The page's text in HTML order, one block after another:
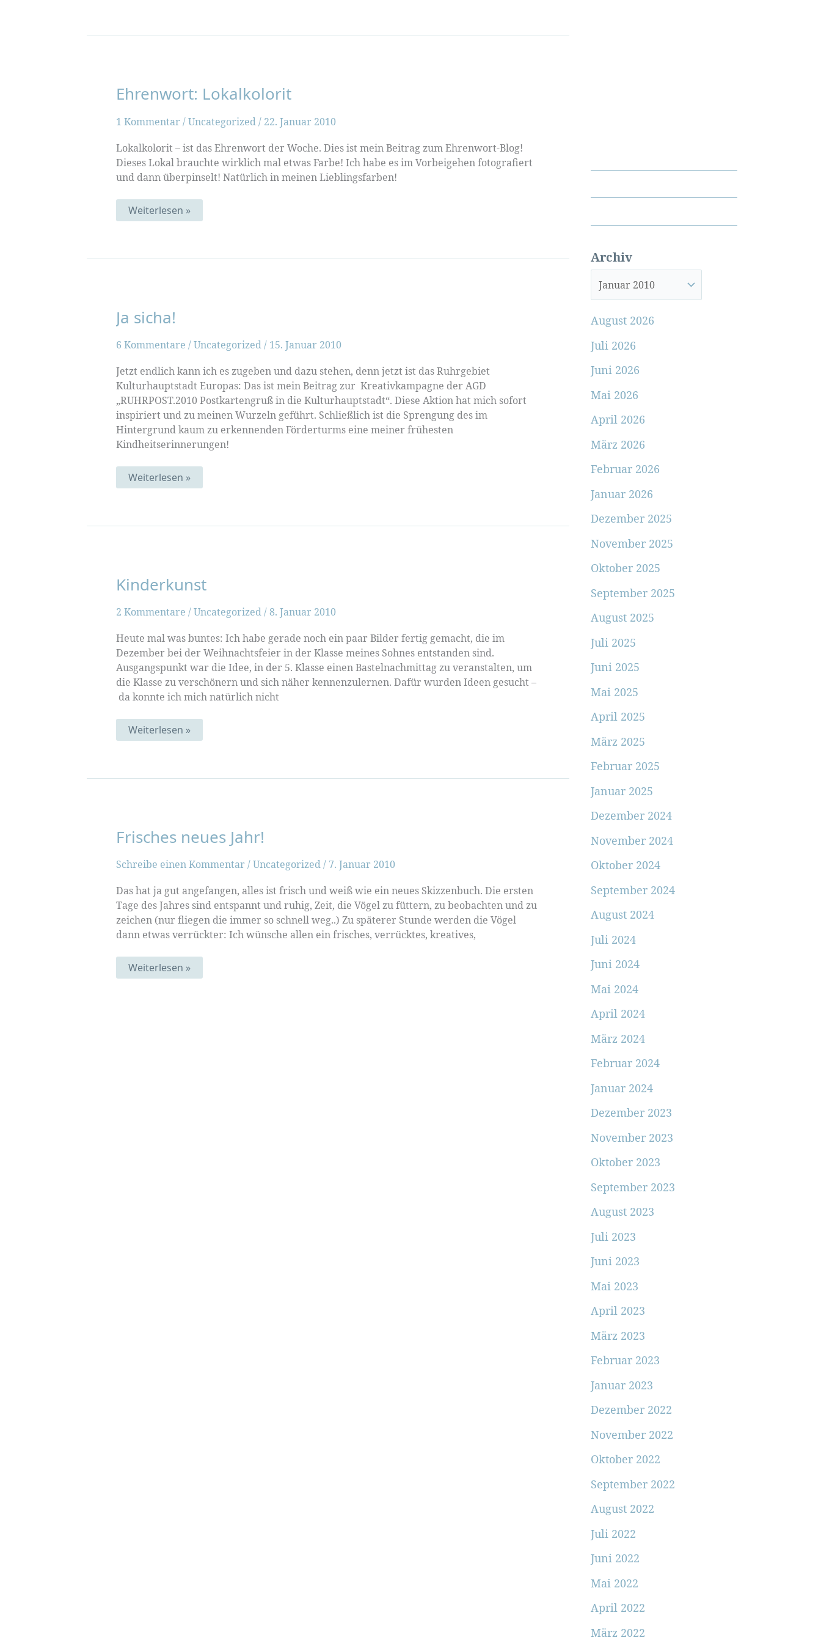
Ehrenwort: Lokalkolorit
1 Kommentar /Uncategorized/ 22. Januar 2010
Lokalkolorit – ist das Ehrenwort der Woche. Dies ist mein Beitrag zum Ehrenwort-Blog!
Dieses Lokal brauchte wirklich mal etwas Farbe! Ich habe es im Vorbeigehen fotografiert
und dann überpinselt! Natürlich in meinen Lieblingsfarben!
Ehrenwort:
Lokalkolorit
Weiterlesen »
Ja sicha!
6 Kommentare /Uncategorized/ 15. Januar 2010
Jetzt endlich kann ich es zugeben und dazu stehen, denn jetzt ist das Ruhrgebiet
Kulturhauptstadt Europas: Das ist mein Beitrag zur Kreativkampagne der AGD
„RUHRPOST.2010 Postkartengruß in die Kulturhauptstadt“. Diese Aktion hat mich sofort
inspiriert und zu meinen Wurzeln geführt. Schließlich ist die Sprengung des im
Hintergrund kaum zu erkennenden Förderturms eine meiner frühesten
Kindheitserinnerungen!
Ja
sicha!
Weiterlesen »
Kinderkunst
2 Kommentare /Uncategorized/8. Januar 2010
Heute mal was buntes: Ich habe gerade noch ein paar Bilder fertig gemacht, die im
Dezember bei der Weihnachtsfeier in der Klasse meines Sohnes entstanden sind.
Ausgangspunkt war die Idee, in der 5. Klasse einen Bastelnachmittag zu veranstalten, um
die Klasse zu verschönern und sich näher kennenzulernen. Dafür wurden Ideen gesucht –
da konnte ich mich natürlich nicht
Kinderkunst
Weiterlesen »
Frisches neues Jahr!
Schreibe einen Kommentar /Uncategorized/ 7. Januar 2010
Das hat ja gut angefangen, alles ist frisch und weiß wie ein neues Skizzenbuch. Die ersten
Tage des Jahres sind entspannt und ruhig, Zeit, die Vögel zu füttern, zu beobachten und zu
zeichen (nur fliegen die immer so schnell weg..) Zu späterer Stunde werden die Vögel
dann etwas verrückter: Ich wünsche allen ein frisches, verrücktes, kreatives,
Frisches
neues
Weiterlesen »
Archiv
August 2026
Juli 2026
Juni 2026
Mai 2026
April 2026
März 2026
Februar 2026
Januar 2026
Dezember 2025
November 2025
Oktober 2025
September 2025
August 2025
Juli 2025
Juni 2025
Mai 2025
April 2025
März 2025
Februar 2025
Januar 2025
Dezember 2024
November 2024
Oktober 2024
September 2024
August 2024
Juli 2024
Juni 2024
Mai 2024
April 2024
März 2024
Februar 2024
Januar 2024
Dezember 2023
November 2023
Oktober 2023
September 2023
August 2023
Juli 2023
Juni 2023
Mai 2023
April 2023
März 2023
Februar 2023
Januar 2023
Dezember 2022
November 2022
Oktober 2022
September 2022
August 2022
Juli 2022
Juni 2022
Mai 2022
April 2022
März 2022